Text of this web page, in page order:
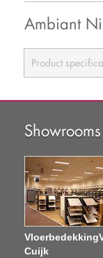
Ambiant
Product
Showrooms
Cuijk